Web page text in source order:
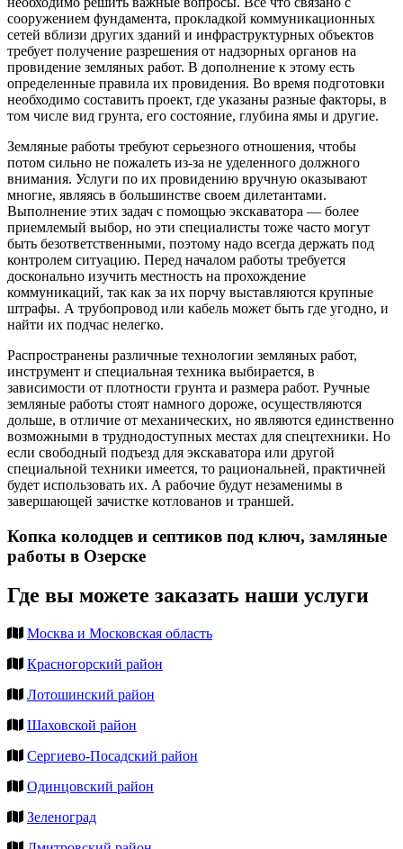
сооружением фундамента, прокладкой коммуникационных
сетей вблизи других зданий и инфраструктурных объектов
требует получение разрешения от надзорных органов на
провидение земляных работ. В дополнение к этому есть
определенные правила их провидения. Во время подготовки
необходимо составить проект, где указаны разные факторы, в
том числе вид грунта, его состояние, глубина ямы и другие.
Земляные работы требуют серьезного отношения, чтобы
потом сильно не пожалеть из-за не уделенного должного
внимания. Услуги по их провидению вручную оказывают
многие, являясь в большинстве своем дилетантами.
Выполнение этих задач с помощью экскаватора — более
приемлемый выбор, но эти специалисты тоже часто могут
быть безответственными, поэтому надо всегда держать под
контролем ситуацию. Перед началом работы требуется
досконально изучить местность на прохождение
коммуникаций, так как за их порчу выставляются крупные
штрафы. А трубопровод или кабель может быть где угодно, и
найти их подчас нелегко.
Распространены различные технологии земляных работ,
инструмент и специальная техника выбирается, в
зависимости от плотности грунта и размера работ. Ручные
земляные работы стоят намного дороже, осуществляются
дольше, в отличие от механических, но являются единственно
возможными в труднодоступных местах для спецтехники. Но
если свободный подъезд для экскаватора или другой
специальной техники имеется, то рациональней, практичней
будет использовать их. А рабочие будут незаменимы в
завершающей зачистке котлованов и траншей.
Копка колодцев и септиков под ключ, замляные
работы в Озерске
Где вы можете заказать наши услуги
Москва и Московская область
Красногорский район
Лотошинский район
Шаховской район
Сергиево-Посадский район
Одинцовский район
Зеленоград